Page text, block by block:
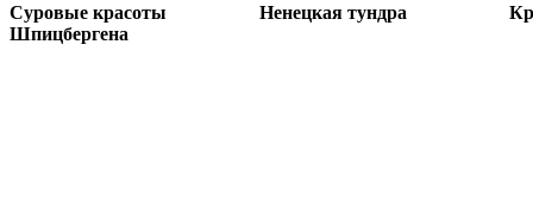
Суровые красоты
Шпицбергена
Ненецкая тундра